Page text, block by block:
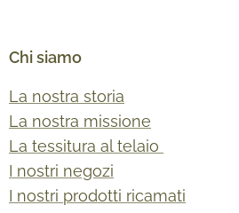
Chi siamo
La nostra storia
La nostra missione
La tessitura al telaio
I nostri negozi
I nostri prodotti ricamati